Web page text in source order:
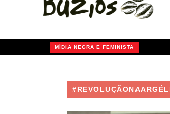
MÍDIA NEGRA E FEMINISTA